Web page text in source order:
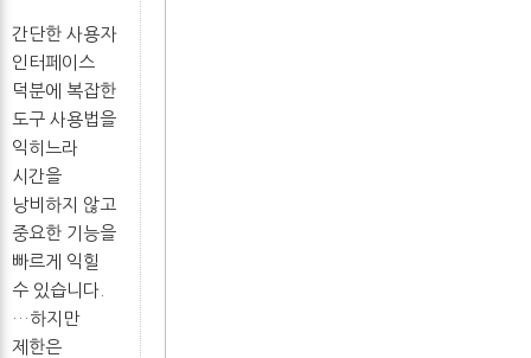
간단한 사용자
인터페이스
덕분에 복잡한
도구 사용법을
익히느라
시간을
낭비하지 않고
중요한 기능을
빠르게 익힐
수 있습니다.
…하지만
제한은